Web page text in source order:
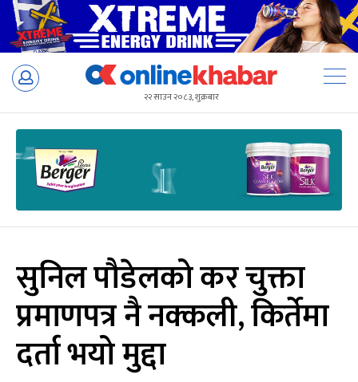
Skip
२२ साउन २०८३, शुक्रबार
सुनिल पौडेलको कर चुक्ता
प्रमाणपत्र नै नक्कली, किर्तेमा
दर्ता भयो मुद्दा